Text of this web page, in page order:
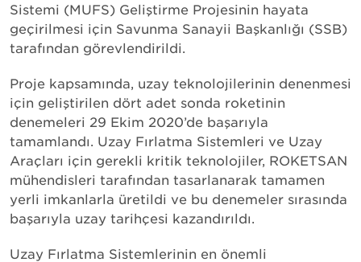
Sistemi (MUFS) Geliştirme Projesinin hayata
geçirilmesi için Savunma Sanayii Başkanlığı (SSB)
tarafından görevlendirildi.
Proje kapsamında, uzay teknolojilerinin denenmesi
için geliştirilen dört adet sonda roketinin
denemeleri 29 Ekim 2020’de başarıyla
tamamlandı. Uzay Fırlatma Sistemleri ve Uzay
Araçları için gerekli kritik teknolojiler, ROKETSAN
mühendisleri tarafından tasarlanarak tamamen
yerli imkanlarla üretildi ve bu denemeler sırasında
başarıyla uzay tarihçesi kazandırıldı.
Uzay Fırlatma Sistemlerinin en önemli